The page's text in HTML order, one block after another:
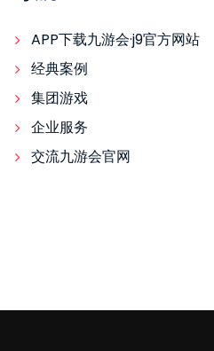
APP下载九游会·j9官方网站
经典案例
集团游戏
企业服务
交流九游会官网